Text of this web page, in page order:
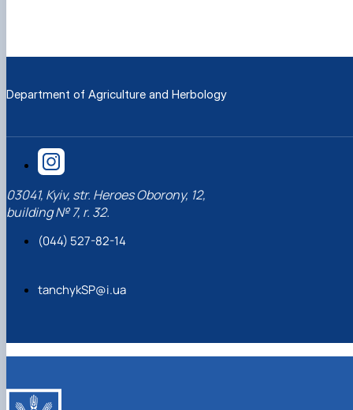
Department of Agriculture and Herbology
03041, Kyiv, str. Heroes Oborony, 12,
building № 7, r. 32.
(044) 527-82-14
tanchykSP@i.ua